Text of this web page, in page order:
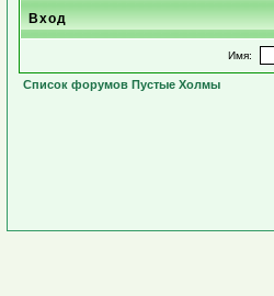
Вход
Имя:
Список форумов Пустые Холмы